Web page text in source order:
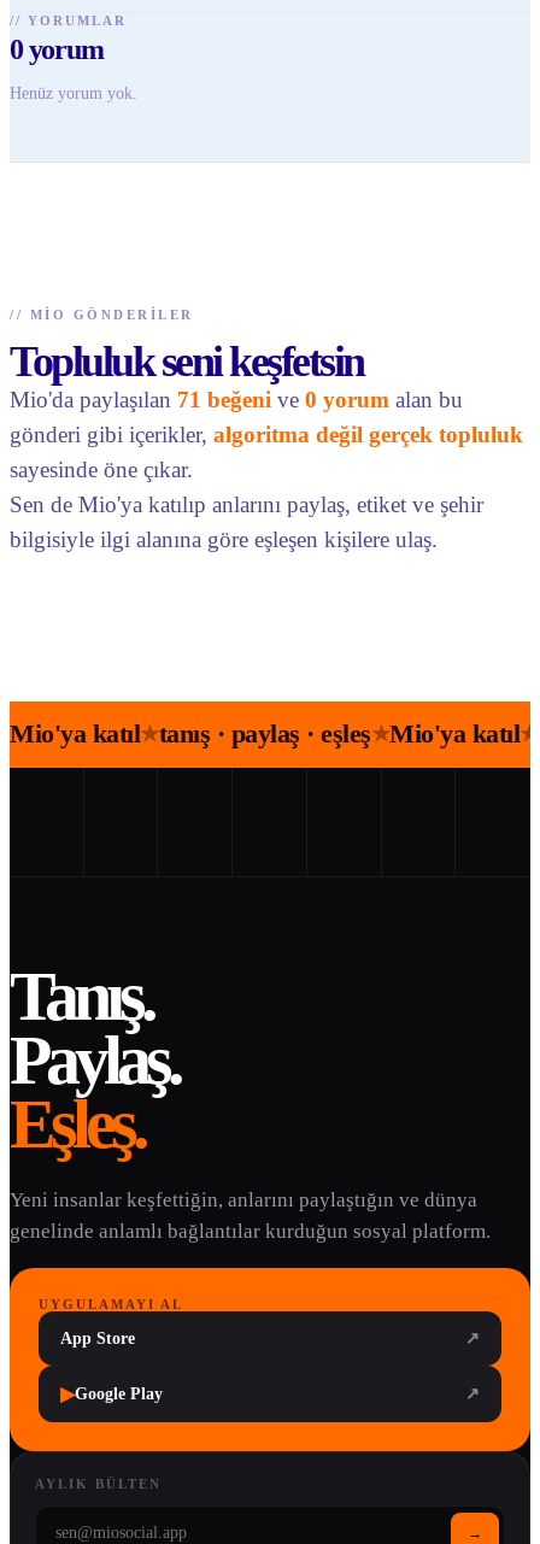
// YORUMLAR
0yorum
Henüz yorum yok.
// MIO GÖNDERILER
Topluluk seni keşfetsin
Mio'da paylaşılan 71 beğeni ve 0 yorum alan bu
gönderi gibi içerikler, algoritma değil gerçek topluluk
sayesinde öne çıkar.
Sen de Mio'ya katılıp anlarını paylaş, etiket ve şehir
bilgisiyle ilgi alanına göre eşleşen kişilere ulaş.
Mio'ya katıl★tanış · paylaş · eşleş★Mio'ya katıl★
Tanış.
Paylaş.
Eşleş.
Yeni insanlar keşfettiğin, anlarını paylaştığın ve dünya
genelinde anlamlı bağlantılar kurduğun sosyal platform.
UYGULAMAYI AL
App Store ↗
▶Google Play ↗
AYLIK BÜLTEN
→